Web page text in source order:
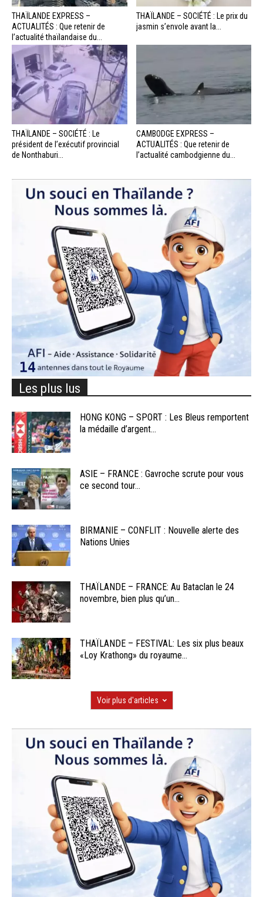
THAÏLANDE EXPRESS –
ACTUALITÉS : Que retenir de
l’actualité thaïlandaise du...
THAÏLANDE – SOCIÉTÉ : Le prix du
jasmin s’envole avant la...
THAÏLANDE – SOCIÉTÉ : Le
président de l’exécutif provincial
de Nonthaburi...
CAMBODGE EXPRESS –
ACTUALITÉS : Que retenir de
l’actualité cambodgienne du...
Les plus lus
HONG KONG – SPORT : Les Bleus remportent
la médaille d’argent...
ASIE – FRANCE : Gavroche scrute pour vous
ce second tour...
BIRMANIE – CONFLIT : Nouvelle alerte des
Nations Unies
THAÏLANDE – FRANCE: Au Bataclan le 24
novembre, bien plus qu’un...
THAÏLANDE – FESTIVAL: Les six plus beaux
«Loy Krathong» du royaume...
Voir plus d'articles